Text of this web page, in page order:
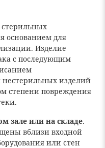
основанием для
Изделие
с последующим
нестерильных изделий
степени повреждения
зале или на складе.
вблизи входной
или стен